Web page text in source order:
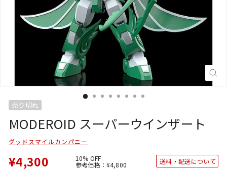
売り切れ
MODEROID スーパーウインザート
グッドスマイルカンパニー
¥4,300 10% OFF
参考価格：通
¥4,800 送料・配送について